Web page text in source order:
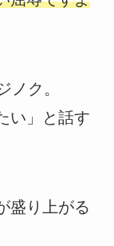
ノク。
い」と話す
盛り上がる